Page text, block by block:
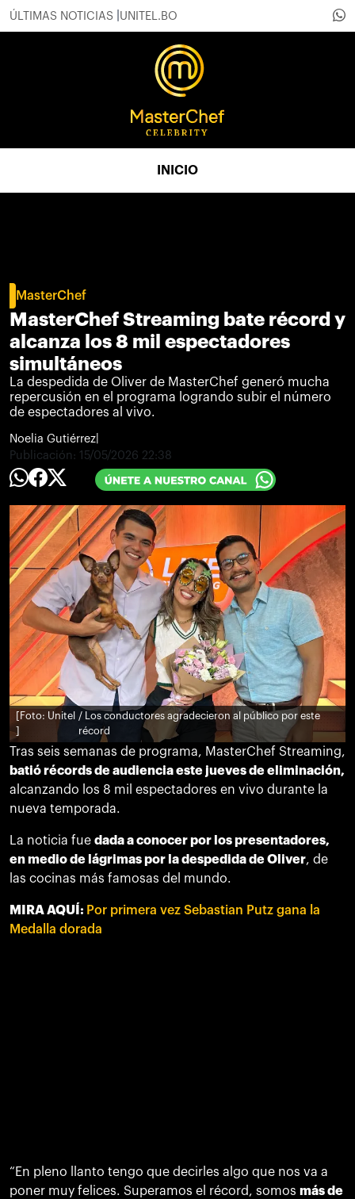
ÚLTIMAS NOTICIAS UNITEL.BO
INICIO
MasterChef
MasterChef Streaming bate récord y
alcanza los 8 mil espectadores
simultáneos
La despedida de Oliver de MasterChef generó mucha
repercusión en el programa logrando subir el número
de espectadores al vivo.
Noelia Gutiérrez
Publicación: 15/05/2026 22:38
[Foto: Unitel
/ Los conductores agradecieron al público por este
récord
Tras seis semanas de programa, MasterChef Streaming,
batió récords de audiencia este jueves de eliminación,
alcanzando los 8 mil espectadores en vivo durante la
nueva temporada.
La noticia fue dada a conocer por los presentadores,
en medio de lágrimas por la despedida de Oliver, de
las cocinas más famosas del mundo.
MIRA AQUÍ: Por primera vez Sebastian Putz gana la
Medalla dorada
“En pleno llanto tengo que decirles algo que nos va a
poner muy felices. Superamos el récord, somos más de